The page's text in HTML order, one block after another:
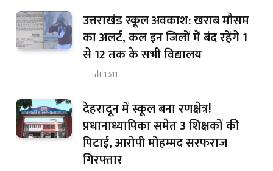
उत्तराखंड स्कूल अवकाश: खराब मौसम
का अलर्ट, कल इन जिलों में बंद रहेंगे 1
से 12 तक के सभी विद्यालय
1,511
देहरादून में स्कूल बना रणक्षेत्र!
प्रधानाध्यापिका समेत 3 शिक्षकों की
पिटाई, आरोपी मोहम्मद सरफराज
गिरफ्तार